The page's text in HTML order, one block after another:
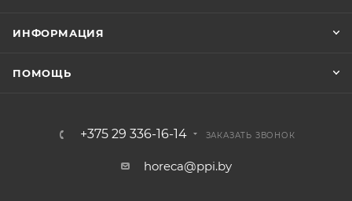
ИНФОРМАЦИЯ
ПОМОЩЬ
+375 29 336-16-14 ЗАКАЗАТЬ ЗВОНОК
horeca@ppi.by